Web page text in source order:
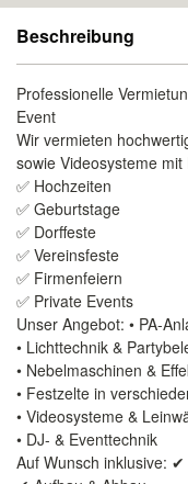
Beschreibung
Professionelle
Event
Wir vermieten
sowie Videosysteme
✅ Hochzeiten
✅ Geburtstage
✅ Dorffeste
✅ Vereinsfeste
✅ Firmenfeiern
✅ Private Events
Unser Angebot: • PA-
• Lichttechnik &
• Nebelmaschinen &
• Festzelte in
• Videosysteme &
• DJ- & Eventtechnik
Auf Wunsch inklusive: